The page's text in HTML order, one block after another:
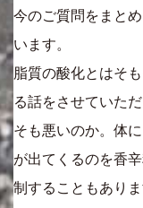
今のご質問をまと
います。
脂質の酸化とはそ
る話をさせていた
そも悪いのか。体
が出てくるのを香
制することもあり